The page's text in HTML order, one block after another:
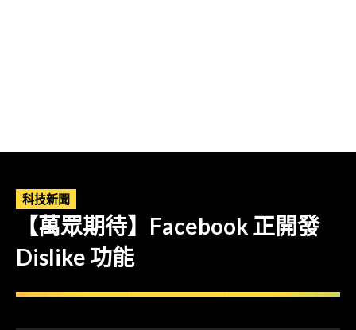
科技新聞
【萬眾期待】Facebook 正開發
Dislike 功能